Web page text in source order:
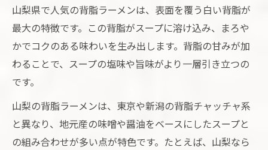
山梨県で人気の背脂ラーメンは、表面を覆う白い背脂が
最大の特徴です。この背脂がスープに溶け込み、まろや
かでコクのある味わいを生み出します。背脂の甘みが加
わることで、スープの塩味や旨味がより一層引き立つの
です。
山梨の背脂ラーメンは、東京や新潟の背脂チャッチャ系
と異なり、地元産の味噌や醤油をベースにしたスープと
の組み合わせが多い点が特色です。たとえば、山梨なら